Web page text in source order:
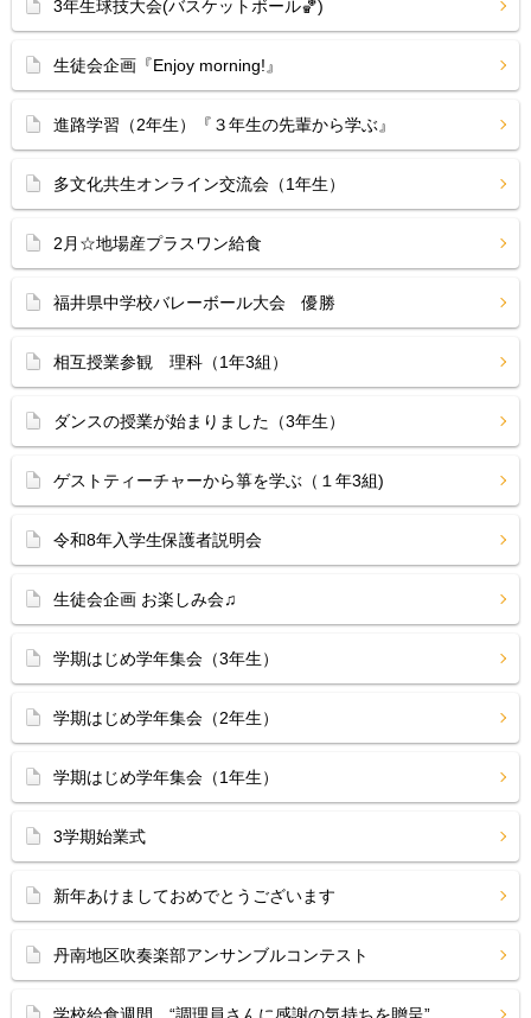
3年生球技大会(バスケットボール🏀)
生徒会企画『Enjoy morning!』
進路学習（2年生）『３年生の先輩から学ぶ』
多文化共生オンライン交流会（1年生）
2月☆地場産プラスワン給食
福井県中学校バレーボール大会 優勝
相互授業参観 理科（1年3組）
ダンスの授業が始まりました（3年生）
ゲストティーチャーから箏を学ぶ（１年3組)
令和8年入学生保護者説明会
生徒会企画 お楽しみ会♫
学期はじめ学年集会（3年生）
学期はじめ学年集会（2年生）
学期はじめ学年集会（1年生）
3学期始業式
新年あけましておめでとうございます
丹南地区吹奏楽部アンサンブルコンテスト